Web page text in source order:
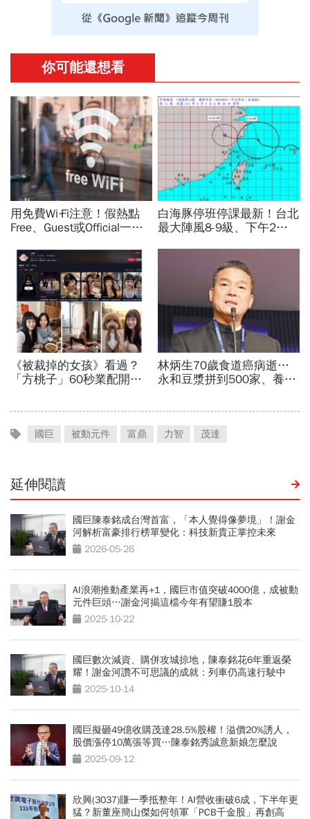
國巨 被動元件 富鼎 力智 茂達
延伸閱讀
國巨陳泰銘成台灣首富，「本人覺得像夢境」！謝金
河解析富豪排行榜單變化：科技新貴正掌控未來
2026-05-26
AI浪潮推動產業再+1，國巨市值突破4000億，成被動
元件巨頭…謝金河揭這檔今年有望賺1股本
2025-10-22
國巨數次減資、購併攻城掠地，陳泰銘花6年重返榮
耀！謝金河讚不可思議的成就：列車仍高速行駛中
2025-10-14
國巨擬砸49億收購茂達28.5%股權！溢價20%誘人，
股價漲停10萬張等買…陳泰銘秀誠意新娘怎麼說
2025-09-12
欣興(3037)賺一季抵整年！AI營收衝破6成，下半年更
猛？新董座簡山傑如何領軍「PCB千金股」再創高